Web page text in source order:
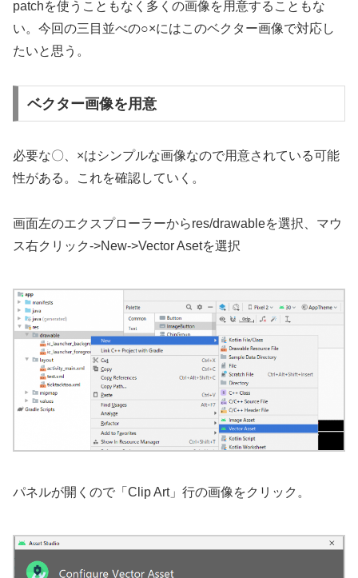
patchを使うこともなく多くの画像を用意することもな
い。今回の三目並べの○×にはこのベクター画像で対応し
たいと思う。
ベクター画像を用意
必要な〇、×はシンプルな画像なので用意されている可能
性がある。これを確認していく。
画面左のエクスプローラーからres/drawableを選択、マウ
ス右クリック->New->Vector Asetを選択
パネルが開くので「Clip Art」行の画像をクリック。